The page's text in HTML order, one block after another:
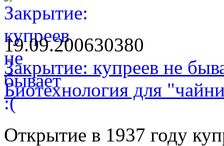
19.09.200630380
Закрытие: купреев не
Биотехнология для
Открытие в 1937 году